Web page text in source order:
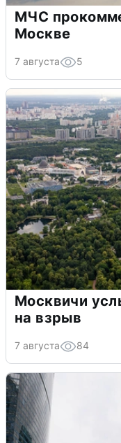
МЧС
Москве
7 августа 5
Москвичи
на взрыв
7 августа 84